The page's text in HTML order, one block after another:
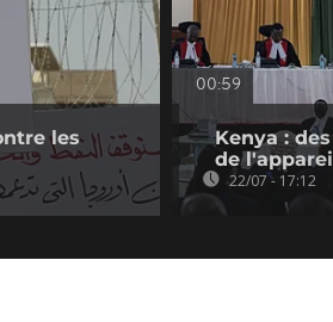
les
00:59
Kenya :
de
22/07 - 17:12